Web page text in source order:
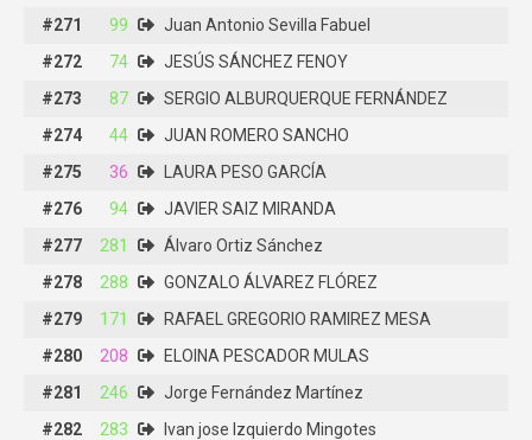
#271
99
Juan Antonio Sevilla Fabuel
#272
74
JESÚS SÁNCHEZ FENOY
#273
87
SERGIO ALBURQUERQUE FERNÁNDEZ
#274
44
JUAN ROMERO SANCHO
#275
36
LAURA PESO GARCÍA
#276
94
JAVIER SAIZ MIRANDA
#277
281
Álvaro Ortiz Sánchez
#278
288
GONZALO ÁLVAREZ FLÓREZ
#279
171
RAFAEL GREGORIO RAMIREZ MESA
#280
208
ELOINA PESCADOR MULAS
#281
246
Jorge Fernández Martínez
#282
283
Ivan jose Izquierdo Mingotes
#271
99
Juan Antonio Sevilla Fabuel
#272
JESÚS SÁNCHEZ FENOY
#273
87
SERGIO ALBURQUERQUE FERNÁNDEZ
#274
44
JUAN ROMERO SANCHO
#275
LAURA PESO GARCÍA
#276
94
JAVIER SAIZ MIRANDA
#277
281
Álvaro Ortiz Sánchez
#278
288
GONZALO ÁLVAREZ FLÓREZ
#279
171
RAFAEL GREGORIO RAMIREZ MESA
#280
208
ELOINA PESCADOR MULAS
#281
246
Jorge Fernández Martínez
#282
283
Ivan jose Izquierdo Mingotes